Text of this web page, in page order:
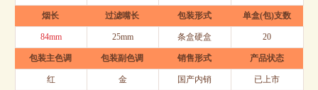
烟长 过滤嘴长 包装形式 单盒(包)支数
84mm 25mm 条盒硬盒 20
包装主色调 包装副色调 销售形式 产品状态
红 金 国产内销 已上市